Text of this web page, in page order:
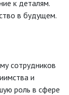
к деталям.
в будущем.
сотрудников
и
роль в сфере